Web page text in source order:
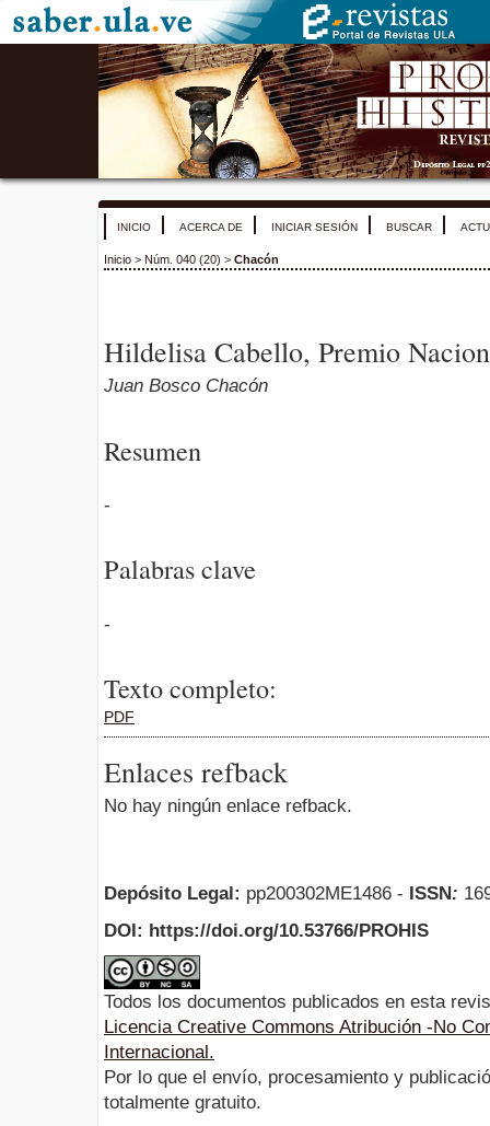
INICIO ACERCA DE INICIAR SESIÓN BUSCAR
Inicio > Núm. 040 (20) > Chacón
Hildelisa Cabello, Premio
Juan Bosco Chacón
Resumen
-
Palabras clave
-
Texto completo:
PDF
Enlaces refback
No hay ningún enlace refback.
Depósito Legal: pp200302ME1486 - ISSN:
DOI: https://doi.org/10.53766/PROHIS
Todos los documentos publicados en esta
Licencia Creative Commons Atribución -No
Internacional.
Por lo que el envío, procesamiento y
totalmente gratuito.